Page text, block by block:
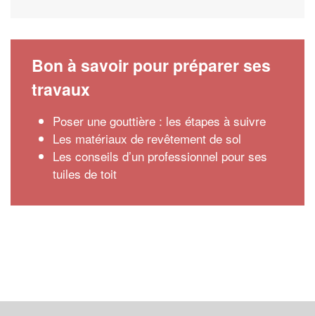
Bon à savoir pour préparer ses
travaux
Poser une gouttière : les étapes à suivre
Les matériaux de revêtement de sol
Les conseils d’un professionnel pour ses
tuiles de toit